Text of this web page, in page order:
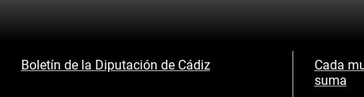
Boletín de la Diputación de Cádiz
Cada
suma